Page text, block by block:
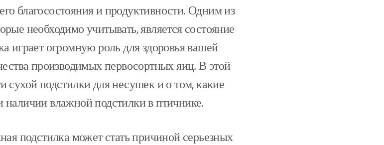
благосостояния и продуктивности. Одним из
необходимо учитывать, является состояние
играет огромную роль для здоровья вашей
производимых первосортных яиц. В этой
сухой подстилки для несушек и о том, какие
влажной подстилки в птичнике.
подстилка может стать причиной серьезных